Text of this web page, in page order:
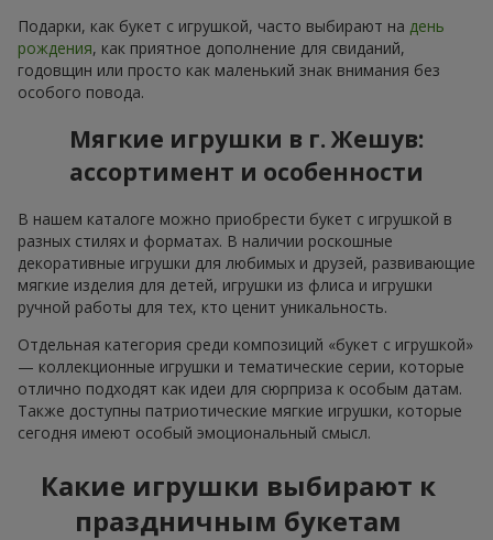
Подарки, как букет с игрушкой, часто выбирают на день
рождения, как приятное дополнение для свиданий,
годовщин или просто как маленький знак внимания без
особого повода.
Мягкие игрушки в г. Жешув:
ассортимент и особенности
В нашем каталоге можно приобрести букет с игрушкой в
разных стилях и форматах. В наличии роскошные
декоративные игрушки для любимых и друзей, развивающие
мягкие изделия для детей, игрушки из флиса и игрушки
ручной работы для тех, кто ценит уникальность.
Отдельная категория среди композиций «букет с игрушкой»
— коллекционные игрушки и тематические серии, которые
отлично подходят как идеи для сюрприза к особым датам.
Также доступны патриотические мягкие игрушки, которые
сегодня имеют особый эмоциональный смысл.
Какие игрушки выбирают к
праздничным букетам